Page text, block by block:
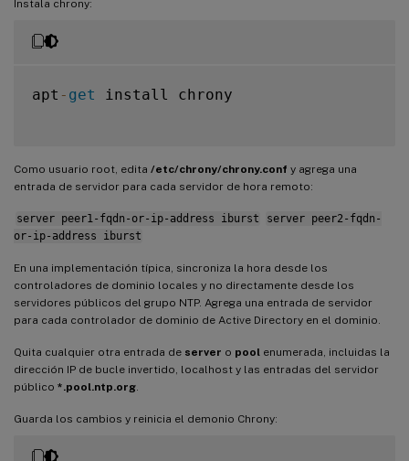
Instala chrony:
apt - get install chrony
Como usuario root, edita /etc/chrony/chrony.conf y agrega una
entrada de servidor para cada servidor de hora remoto:
server peer1-fqdn-or-ip-address iburst
server peer2-fqdn-
or-ip-address iburst
En una implementación típica, sincroniza la hora desde los
controladores de dominio locales y no directamente desde los
servidores públicos del grupo NTP. Agrega una entrada de servidor
para cada controlador de dominio de Active Directory en el dominio.
Quita cualquier otra entrada de server o pool enumerada, incluidas la
dirección IP de bucle invertido, localhost y las entradas del servidor
público *.pool.ntp.org
Guarda los cambios y reinicia el demonio Chrony: